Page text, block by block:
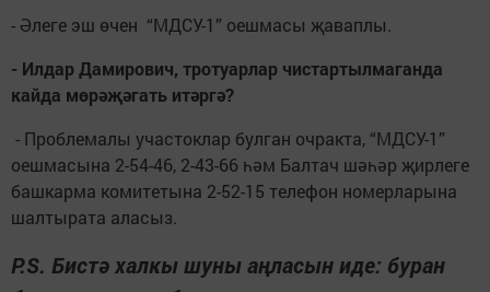
- Әлеге эш өчен “МДСУ-1” оешмасы җаваплы.
- Илдар Дамирович, тротуарлар чистартылмаганда
кайда мөрәҗәгать итәргә?
- Проблемалы участоклар булган очракта, “МДСУ-1”
оешмасына 2-54-46, 2-43-66 һәм Балтач шәһәр җирлеге
башкарма комитетына 2-52-15 телефон номерларына
шалтырата аласыз.
P.S. Бистә халкы шуны аңласын иде: буран